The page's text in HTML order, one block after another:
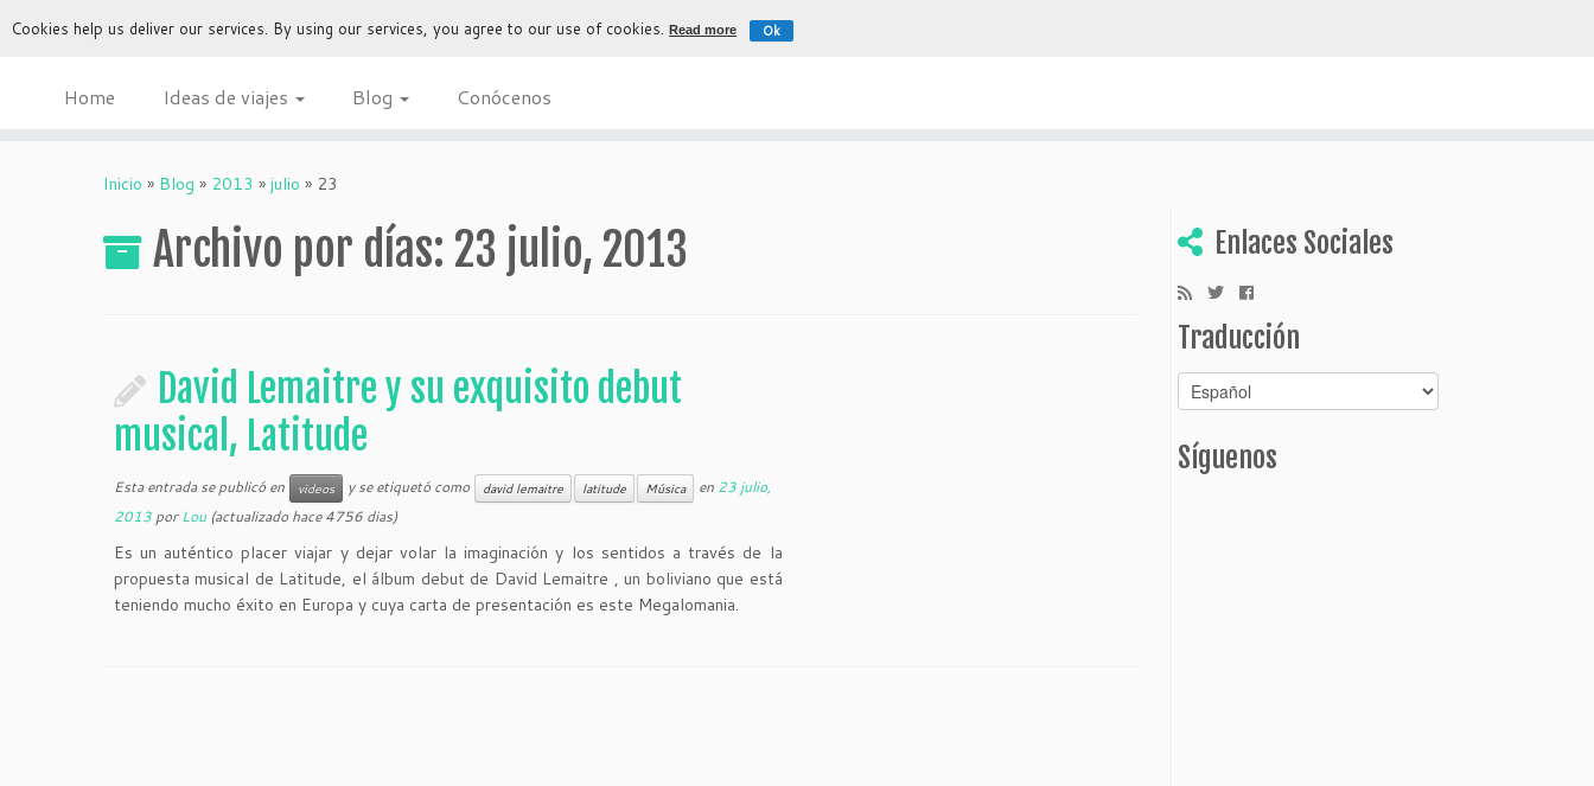
La experiencia más auténtica para descubrir Bolivia
Home Ideas de viajes Blog Conócenos
Inicio » Blog » 2013 » julio » 23
Archivo por días: 23 julio, 2013
David Lemaitre y su exquisito debut
musical, Latitude
Esta entrada se publicó en videos y se etiquetó como david lemaitre latitude Música en 23 julio,
2013 porLou(actualizado hace 4756 dias)
Es un auténtico placer viajar y dejar volar la imaginación y los sentidos a través de la
propuesta musical de Latitude, el álbum debut de David Lemaitre , un boliviano que está
teniendo mucho éxito en Europa y cuya carta de presentación es este Megalomania.
Enlaces Sociales
Traducción
Síguenos
Cookies help us deliver our services. By using our services, you agree to our use of cookies.Read more Ok